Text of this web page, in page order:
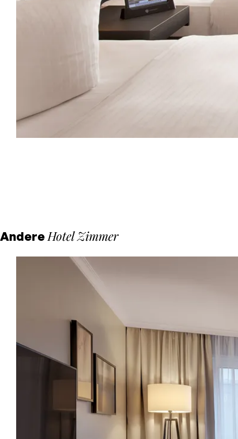
AndereHotel Zimmer